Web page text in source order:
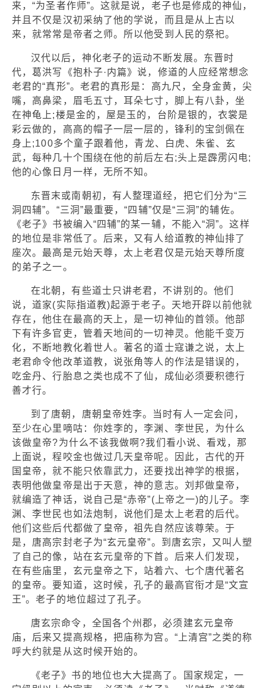
来，“为圣者作师”。这就是说，老子也是修成的神仙，
并且不仅是汉初采纳了他的学说，而且是从上古以
来，就常常是帝者之师。所以他受到人民的祭祀。
汉代以后，神化老子的运动不断发展。东晋时
代，葛洪写《抱朴子·内篇》说，修道的人应经常想念
老君的“真形”。老君的真形是：高九尺，全身金黄，尖
嘴，高鼻梁，眉毛五寸，耳朵七寸，脚上有八卦，坐
在神龟上;楼是金的，屋是玉的，台阶是银的，衣裳是
彩云做的，高高的帽子一层一层的，锋利的宝剑佩在
身上;100多个童子跟着他，青龙、白虎、朱雀、玄
武，每种几十个围绕在他的前后左右;头上是霹雳闪电;
他的心像日月一样，无所不知。
东晋末或南朝初，有人整理道经，把它们分为“三
洞四辅”。“三洞”最重要，“四辅”仅是“三洞”的辅佐。
《老子》书被编入“四辅”的某一辅，不能入“洞”。这样
的地位是非常低了。后来，又有人给道教的神仙排了
座次。最高是元始天尊，太上老君仅是元始天尊所度
的弟子之一。
在北朝，有些道士只讲老君，不讲别的。他们
说，道家(实际指道教)起源于老子。天地开辟以前他就
存在，他住在最高的天上，是一切神仙的首领。他部
下有许多官吏，管着天地间的一切神灵。他能千变万
化，不断地教化着世人。著名的道士寇谦之说，太上
老君命令他改革道教，说张角等人的作法是错误的，
吃金丹、行胎息之类也成不了仙，成仙必须要积德行
善才行。
到了唐朝，唐朝皇帝姓李。当时有人一定会问，
至少在心里嘀咕：你姓李的，李渊、李世民，为什么
该做皇帝?为什么不该我做啊?我们看小说、看戏，那
上面说，程咬金也做过几天皇帝呢。因此，古代的开
国皇帝，就不能只依靠武力，还要找出神学的根据，
表明他做皇帝是出于天意，神的意志。刘邦做皇帝，
就编造了神话，说自己是“赤帝”(上帝之一)的儿子。李
渊、李世民也如法炮制，说他们是太上老君的后代。
他们这些后代都做了皇帝，祖先自然应该尊荣。于
是，唐高宗封老子为“玄元皇帝”。到唐玄宗，又叫人塑
了自己的像，站在玄元皇帝的下首。后来人们发现，
在有些庙里，玄元皇帝之下，站着六、七个唐代著名
的皇帝。要知道，这时候，孔子的最高官衔才是“文宣
王”。老子的地位超过了孔子。
唐玄宗命令，全国各个州郡，必须建玄元皇帝
庙，后来又提高规格，把庙称为宫。“上清宫”之类的称
呼大约就是从这时候开始的。
《老子》书的地位也大大提高了。国家规定，一